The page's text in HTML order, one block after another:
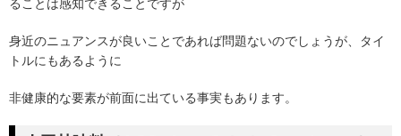
ることは感知できることですが
身近のニュアンスが良いことであれば問題ないのでしょうが、タイ
トルにもあるように
非健康的な要素が前面に出ている事実もあります。